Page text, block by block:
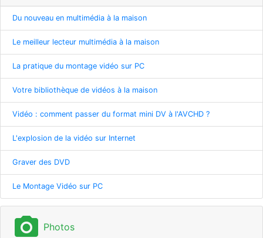
Du nouveau en multimédia à la maison
Le meilleur lecteur multimédia à la maison
La pratique du montage vidéo sur PC
Votre bibliothèque de vidéos à la maison
Vidéo : comment passer du format mini DV à l'AVCHD ?
L'explosion de la vidéo sur Internet
Graver des DVD
Le Montage Vidéo sur PC
photo_camera Photos